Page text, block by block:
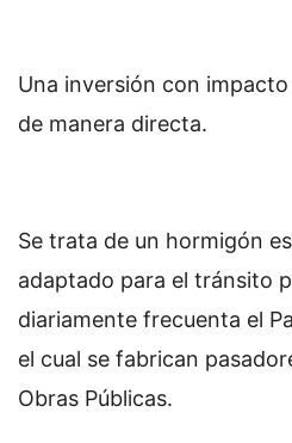
Una inversión con
de manera directa.
Se trata de un hormigón
adaptado para el tránsito
diariamente frecuenta el
el cual se fabrican
Obras Públicas.